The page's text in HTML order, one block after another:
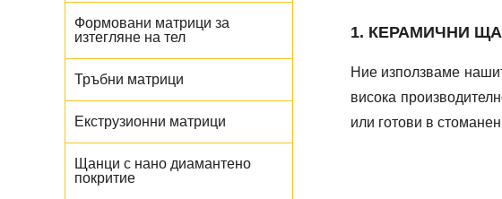
Формовани матрици за
изтегляне на тел
Тръбни матрици
Екструзионни матрици
Щанци с нано диамантено
покритие
1. КЕРАМИЧНИ
Ние използваме
висока
или готови в